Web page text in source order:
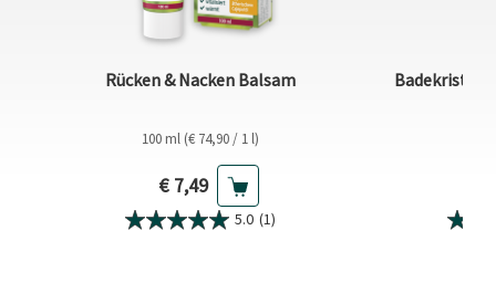
Rücken & Nacken Balsam
100 ml (€ 74,90 / 1 l)
Aktueller Preis
€ 7,49
5.0 (1)